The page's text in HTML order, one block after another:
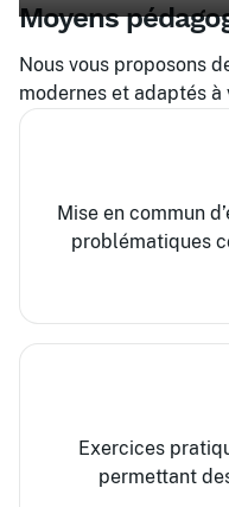
Moyens
Nous vous proposons
modernes et adaptés à
Mise en commun
problématiques
Exercices
permettant